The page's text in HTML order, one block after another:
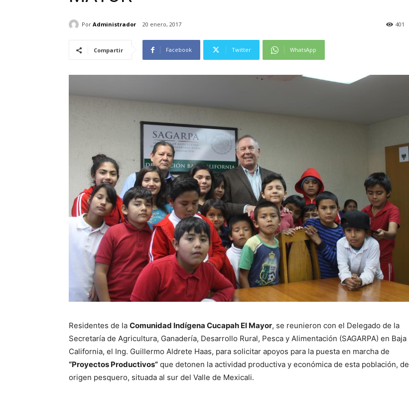
Por Administrador 20 enero, 2017 401
Compartir Facebook Twitter WhatsApp
Residentes de la Comunidad Indígena Cucapah El Mayor, se reunieron con el Delegado de la
Secretaría de Agricultura, Ganadería, Desarrollo Rural, Pesca y Alimentación (SAGARPA) en Baja
California, el Ing. Guillermo Aldrete Haas, para solicitar apoyos para la puesta en marcha de
“Proyectos Productivos” que detonen la actividad productiva y económica de esta población, de
origen pesquero, situada al sur del Valle de Mexicali.